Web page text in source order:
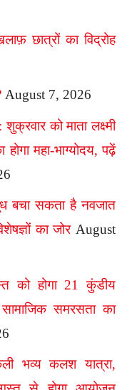
छात्रों का विद्रोह
August 7, 2026
को माता लक्ष्मी
महा-भाग्योदय, पढ़ें
बचा सकता है नवजात
का जोर August
को होगा 21 कुंडीय
समरसता का
भव्य कलश यात्रा,